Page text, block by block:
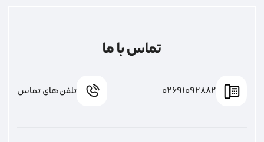
تماس با ما
02691092882 تلفن‌های تماس